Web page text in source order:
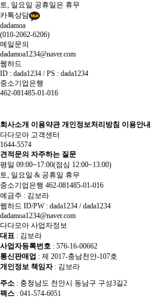
토, 일요일 공휴일은 휴무
카톡상담
dadamoa
(010-2062-6206)
메일문의
dadamoa1234@naver.com
웹하드
ID : dada1234 / PS : dada1234
중소기업은행
462-081485-01-016
회사소개 이용약관 개인정보처리방침 이용안내
다다모아 고객센터
1644-5574
견적문의 자주하는 질문
평일 09:00~17:00(점심 12:00~13:00)
토, 일요일 & 공휴일 휴무
중소기업은행 462-081485-01-016
예금주 : 김보라
웹하드 ID/PW : dada1234 / dada1234
dadamoa1234@naver.com
다다모아 사업자정보
대표 : 김보라
사업자등록번호 : 576-16-00662
통신판매업 : 제 2017-충남천안-107호
개인정보 책임자: 김보라
주소 : 충청남도 천안시 동남구 구성3길2
팩스 : 041-574-6051